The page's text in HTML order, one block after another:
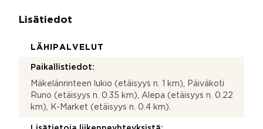
Lisätiedot
LÄHIPALVELUT
Paikallistiedot:
Mäkelänrinteen lukio (etäisyys n. 1 km), Päiväkoti
Runo (etäisyys n. 0.35 km), Alepa (etäisyys n. 0.22
km), K-Market (etäisyys n. 0.4 km).